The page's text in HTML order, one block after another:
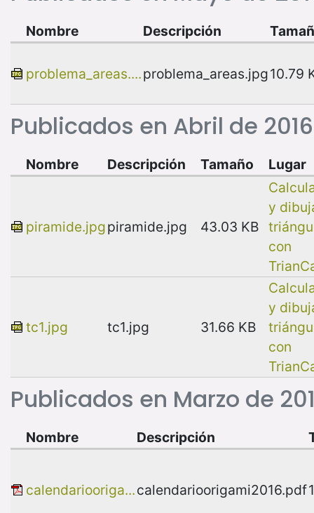
Publicados en Abril de 2016
Nombre Descripción
problema_areas....problema_areas.jpg10.79
Publicados en Marzo de
Nombre Descripción Tamaño Lugar
piramide.jpgpiramide.jpg 43.03 KB
y
con
tc1.jpg tc1.jpg 31.66 KB
y
con
Nombre Descripción
calendariooriga...calendarioorigami2016.pdf